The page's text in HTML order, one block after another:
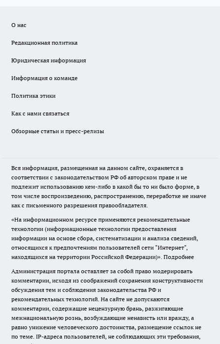
О нас
Редакционная политика
Юридическая информация
Информация о команде
Политика этики
Как с нами связаться
Обзорные статьи и пресс-релизы
Вся информация, размещенная на данном сайте, охраняется в
соответствии с законодательством РФ об авторском праве и не
подлежит использованию кем-либо в какой бы то ни было форме, в
том числе воспроизведению, распространению, переработке не иначе
как с письменного разрешения правообладателя.
«На информационном ресурсе применяются рекомендательные
технологии (информационные технологии предоставления
информации на основе сбора, систематизации и анализа сведений,
относящихся к предпочтениям пользователей сети "Интернет",
находящихся на территории Российской Федерации)». Подробнее
Администрация портала оставляет за собой право модерировать
комментарии, исходя из соображений сохранения конструктивности
обсуждения тем и соблюдения законодательства РФ и
рекомендательных технологий. На сайте не допускаются
комментарии, содержащие нецензурную брань, разжигающие
межнациональную рознь, возбуждающие ненависть или вражду, а
равно унижение человеческого достоинства, размещение ссылок не
по теме. IP-адреса пользователей, не соблюдающих эти требования,